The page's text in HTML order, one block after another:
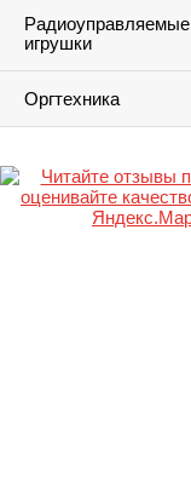
Радиоуправляемые
игрушки
Оргтехника